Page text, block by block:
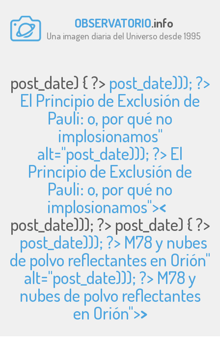
OBSERVATORIO.info
Una imagen diaria del Universo desde 1995
post_date) { ?> post_date))); ?>
El Principio de Exclusión de
Pauli: o, por qué no
implosionamos"
alt="post_date))); ?> El
Principio de Exclusión de
Pauli: o, por qué no
implosionamos"><
post_date))); ?> post_date) { ?>
post_date))); ?> M78 y nubes
de polvo reflectantes en Orión"
alt="post_date))); ?> M78 y
nubes de polvo reflectantes
en Orión">>